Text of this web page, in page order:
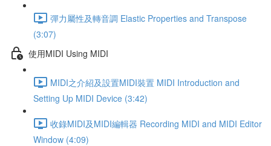
彈力屬性及轉音調 Elastic Properties and Transpose
(3:07)
使用MIDI Using MIDI
MIDI之介紹及設置MIDI裝置 MIDI Introduction and
Setting Up MIDI Device (3:42)
收錄MIDI及MIDI編輯器 Recording MIDI and MIDI Editor
Window (4:09)